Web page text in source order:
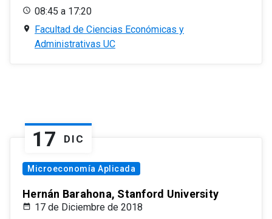
08:45 a 17:20
Facultad de Ciencias Económicas y
Administrativas UC
17 DIC
Microeconomía Aplicada
Hernán Barahona, Stanford University
17 de Diciembre de 2018